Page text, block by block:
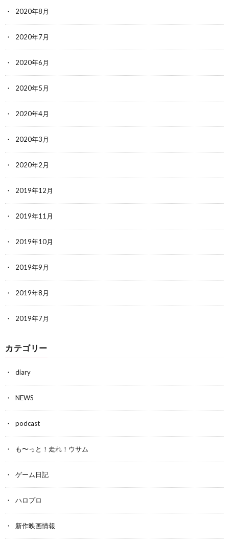
2020年8月
2020年7月
2020年6月
2020年5月
2020年4月
2020年3月
2020年2月
2019年12月
2019年11月
2019年10月
2019年9月
2019年8月
2019年7月
カテゴリー
diary
NEWS
podcast
も〜っと！走れ！ウサム
ゲーム日記
ハロプロ
新作映画情報